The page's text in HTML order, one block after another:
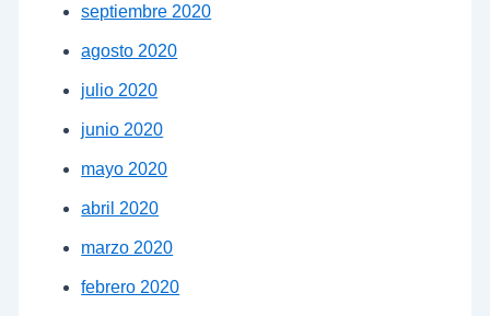
septiembre 2020
agosto 2020
julio 2020
junio 2020
mayo 2020
abril 2020
marzo 2020
febrero 2020